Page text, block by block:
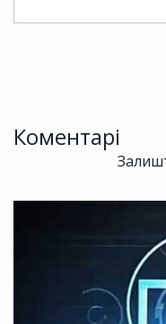
Коментарі